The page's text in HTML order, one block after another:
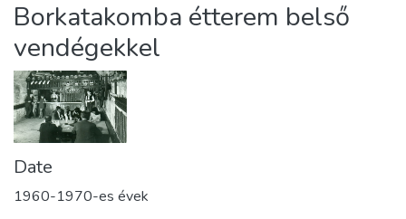
About us
Borkatakomba étterem belső
vendégekkel
Date
1960-1970-es évek